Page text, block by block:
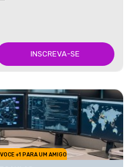
INSCREVA-SE
+1 PARA UM AMIGO